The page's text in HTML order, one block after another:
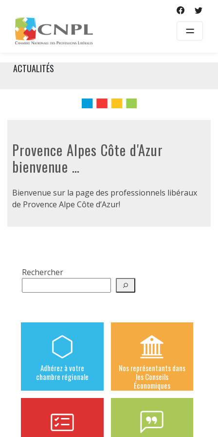
content
ACTUALITÉS
Provence Alpes Côte d'Azur
bienvenue …
Bienvenue sur la page des professionnels libéraux
de Provence Alpe Côte d’Azur!
Rechercher
Adhérez à votre
chambre régionale
Nos représentants dans
les Conseils
Économiques